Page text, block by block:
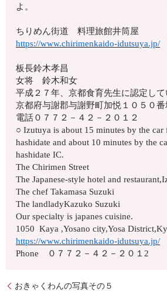
よ。
ちりめん街道 料理旅館井筒屋
https://www.chirimenkaido-idutsuya.jp/
板長鈴木孝昌
女将 鈴木和女
平成２７年、京都食育先生に認定して
京都府与謝郡与謝野町加悦１０５０番
電話０７７２－４２－２０１２
○ Izutuya is about 15 minutes by the car
hashidate and about 10 minutes by the
hashidate IC.
The Chirimen Street
The Japanese-style hotel and
The chef Takamasa Suzuki
The landladyKazuko Suzuki
Our specialty is japanes cuisine.
1050 Kaya ,Yosano city,Yosa
https://www.chirimenkaido-idutsuya.jp/
Phone ０７７２－４２－２０１2
おきゃくわんの写真その５